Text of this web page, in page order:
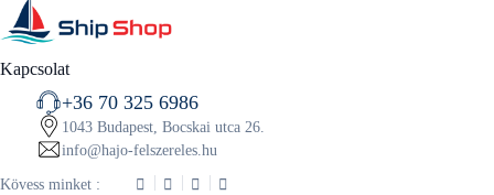
Kapcsolat
+36 70 325 6986
1043 Budapest, Bocskai utca 26.
info@hajo-felszereles.hu
Kövess minket :